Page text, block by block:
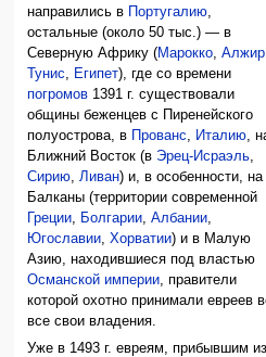
направились в Португалию
остальные (около 50 тыс.) — в
Северную Африку (Марокко ,Алжир
Тунис
Египет), где со времени
погромов 1391 г. существовали
общины беженцев с Пиренейского
полуострова, в Прованс Италию ,
Ближний Восток (в Эрец-Исраэль
Сирию
Ливан) и, в особенности, на
Балканы (территории современной
Греции
Болгарии ,Албании
Югославии ,Хорватии) и в Малую
Азию, находившиеся под властью
Османской империи , правители
которой охотно принимали евреев
все свои владения.
Уже в 1493 г. евреям, прибывшим из